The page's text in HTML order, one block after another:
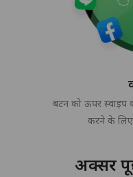
बटन को ऊपर स्वाइप
करने के लिए
अक्सर